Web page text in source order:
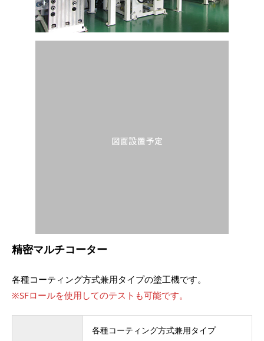
精密マルチコーター
各種コーティング方式兼用タイプの塗工機です。
※SFロールを使用してのテストも可能です。
各種コーティング方式兼用タイプ